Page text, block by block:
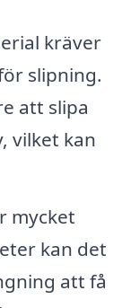
kräver
slipning.
att slipa
vilket kan
mycket
kan det
att få